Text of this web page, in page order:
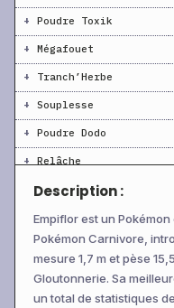
+ Poudre Toxik
+ Mégafouet
+ Tranch’Herbe
+ Souplesse
+ Poudre Dodo
+ Relâche
Stockage
Para-Spore
Coup Bas
Avale
Doux Parfum
Description :
Empiflor est un
Pokémon Carnivore,
mesure 1,7 m et pèse
Gloutonnerie. Sa
un total de statistiques